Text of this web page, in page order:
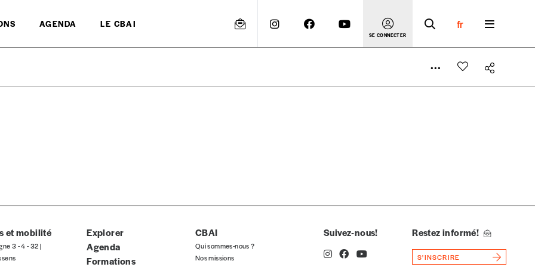
AGENDA LE CBAI
SE CONNECTER
fr
indicatif. De cette manière, vous soutenez le travail de l’équipe de rédaction selon vos moyens et vos motivations.
et mobilité
3 - 4 - 32 |
Explorer
Agenda
Formations
CBAI
Qui sommes-nous ?
Nos missions
Suivez-nous! Restez informé!
S'INSCRIRE